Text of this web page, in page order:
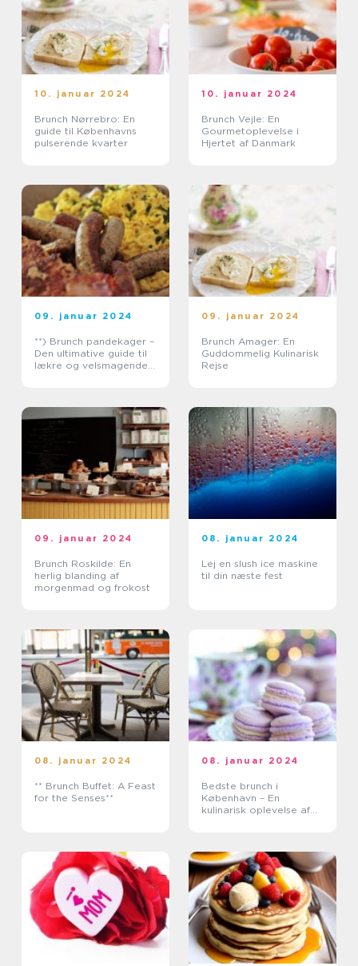
10. januar 2024
Brunch Nørrebro: En
guide til Københavns
pulserende kvarter
10. januar 2024
Brunch Vejle: En
Gourmetoplevelse i
Hjertet af Danmark
09. januar 2024
**) Brunch pandekager –
Den ultimative guide til
lækre og velsmagende
09. januar 2024
Brunch Amager: En
Guddommelig Kulinarisk
Rejse
09. januar 2024
Brunch Roskilde: En
herlig blanding af
morgenmad og frokost
08. januar 2024
Lej en slush ice maskine
til din næste fest
08. januar 2024
** Brunch Buffet: A Feast
for the Senses**
08. januar 2024
Bedste brunch i
København – En
kulinarisk oplevelse af